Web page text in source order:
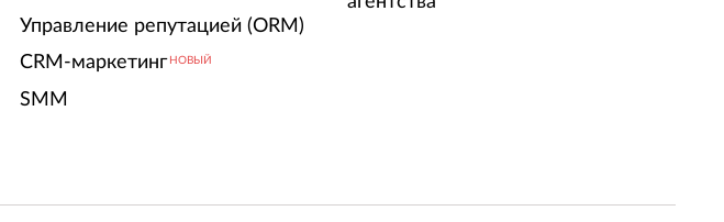
Управление репутацией (ORM)
CRM-маркетинг НОВЫЙ
SMM